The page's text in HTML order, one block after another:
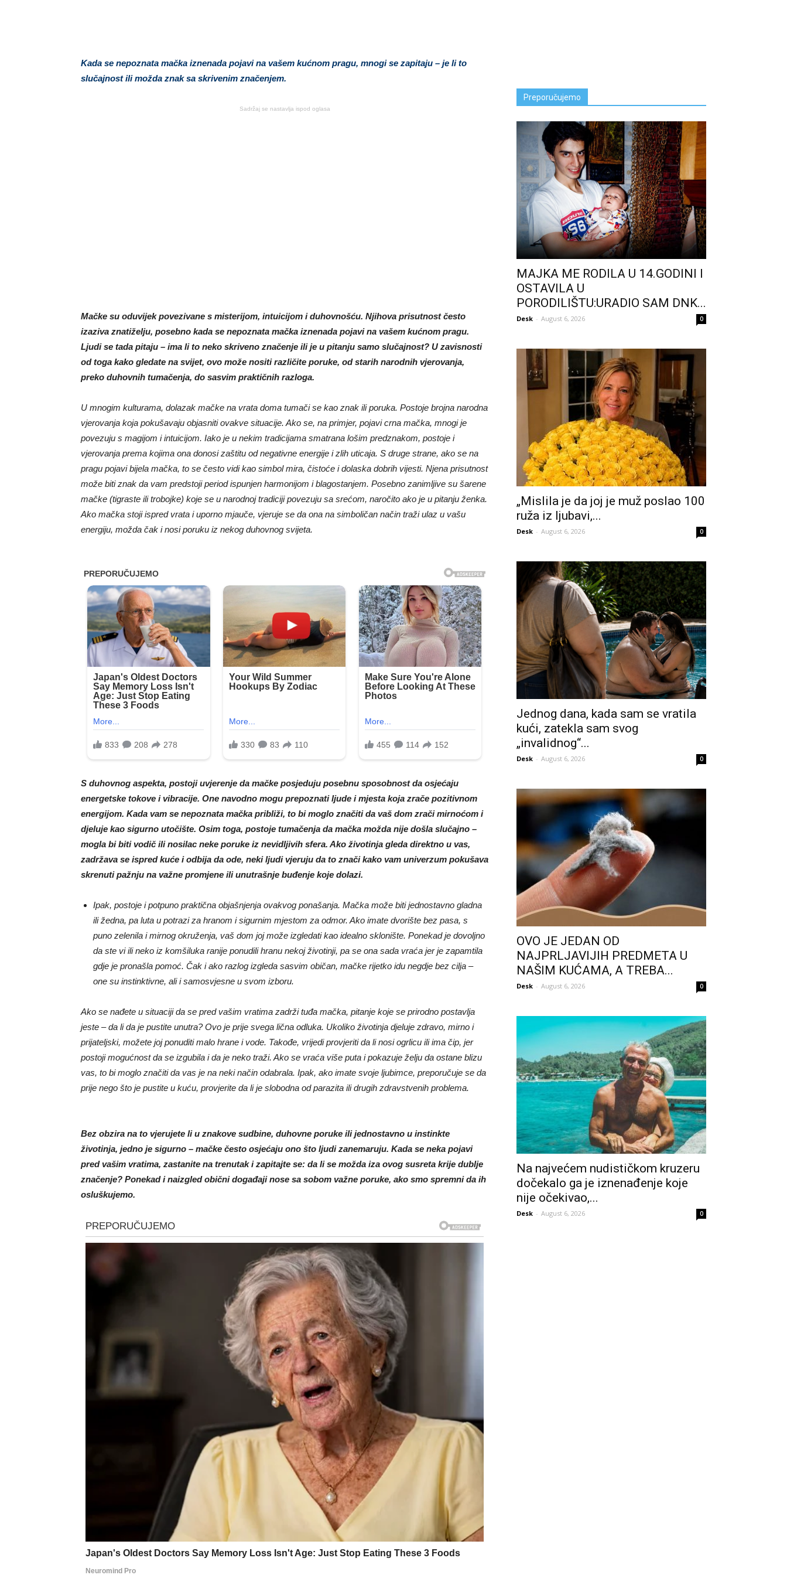
Kada se nepoznata mačka iznenada pojavi na vašem kućnom pragu, mnogi se zapitaju – je li to
slučajnost ili možda znak sa skrivenim značenjem.
Sadržaj se nastavlja ispod oglasa
Mačke su oduvijek povezivane s misterijom, intuicijom i duhovnošću. Njihova prisutnost često
izaziva znatiželju, posebno kada se nepoznata mačka iznenada pojavi na vašem kućnom pragu.
Ljudi se tada pitaju – ima li to neko skriveno značenje ili je u pitanju samo slučajnost? U zavisnosti
od toga kako gledate na svijet, ovo može nositi različite poruke, od starih narodnih vjerovanja,
preko duhovnih tumačenja, do sasvim praktičnih razloga.
U mnogim kulturama, dolazak mačke na vrata doma tumači se kao znak ili poruka. Postoje brojna narodna
vjerovanja koja pokušavaju objasniti ovakve situacije. Ako se, na primjer, pojavi crna mačka, mnogi je
povezuju s magijom i intuicijom. Iako je u nekim tradicijama smatrana lošim predznakom, postoje i
vjerovanja prema kojima ona donosi zaštitu od negativne energije i zlih uticaja. S druge strane, ako se na
pragu pojavi bijela mačka, to se često vidi kao simbol mira, čistoće i dolaska dobrih vijesti. Njena prisutnost
može biti znak da vam predstoji period ispunjen harmonijom i blagostanjem. Posebno zanimljive su šarene
mačke (tigraste ili trobojke) koje se u narodnoj tradiciji povezuju sa srećom, naročito ako je u pitanju ženka.
Ako mačka stoji ispred vrata i uporno mjauče, vjeruje se da ona na simboličan način traži ulaz u vašu
energiju, možda čak i nosi poruku iz nekog duhovnog svijeta.
S duhovnog aspekta, postoji uvjerenje da mačke posjeduju posebnu sposobnost da osjećaju
energetske tokove i vibracije. One navodno mogu prepoznati ljude i mjesta koja zrače pozitivnom
energijom. Kada vam se nepoznata mačka približi, to bi moglo značiti da vaš dom zrači mirnoćom i
djeluje kao sigurno utočište. Osim toga, postoje tumačenja da mačka možda nije došla slučajno –
mogla bi biti vodič ili nosilac neke poruke iz nevidljivih sfera. Ako životinja gleda direktno u vas,
zadržava se ispred kuće i odbija da ode, neki ljudi vjeruju da to znači kako vam univerzum pokušava
skrenuti pažnju na važne promjene ili unutrašnje buđenje koje dolazi.
Ipak, postoje i potpuno praktična objašnjenja ovakvog ponašanja. Mačka može biti jednostavno gladna
ili žedna, pa luta u potrazi za hranom i sigurnim mjestom za odmor. Ako imate dvorište bez pasa, s
puno zelenila i mirnog okruženja, vaš dom joj može izgledati kao idealno sklonište. Ponekad je dovoljno
da ste vi ili neko iz komšiluka ranije ponudili hranu nekoj životinji, pa se ona sada vraća jer je zapamtila
gdje je pronašla pomoć. Čak i ako razlog izgleda sasvim običan, mačke rijetko idu negdje bez cilja –
one su instinktivne, ali i samosvjesne u svom izboru.
Ako se nađete u situaciji da se pred vašim vratima zadrži tuđa mačka, pitanje koje se prirodno postavlja
jeste – da li da je pustite unutra? Ovo je prije svega lična odluka. Ukoliko životinja djeluje zdravo, mirno i
prijateljski, možete joj ponuditi malo hrane i vode. Takođe, vrijedi provjeriti da li nosi ogrlicu ili ima čip, jer
postoji mogućnost da se izgubila i da je neko traži. Ako se vraća više puta i pokazuje želju da ostane blizu
vas, to bi moglo značiti da vas je na neki način odabrala. Ipak, ako imate svoje ljubimce, preporučuje se da
prije nego što je pustite u kuću, provjerite da li je slobodna od parazita ili drugih zdravstvenih problema.
Bez obzira na to vjerujete li u znakove sudbine, duhovne poruke ili jednostavno u instinkte
životinja, jedno je sigurno – mačke često osjećaju ono što ljudi zanemaruju. Kada se neka pojavi
pred vašim vratima, zastanite na trenutak i zapitajte se: da li se možda iza ovog susreta krije dublje
značenje? Ponekad i naizgled obični događaji nose sa sobom važne poruke, ako smo spremni da ih
osluškujemo.
Preporučujemo
MAJKA ME RODILA U 14.GODINI I
OSTAVILA U
PORODILIŠTU:URADIO SAM DNK...
Desk - August 6, 2026 0
„Mislila je da joj je muž poslao 100
ruža iz ljubavi,...
Desk - August 6, 2026 0
Jednog dana, kada sam se vratila
kući, zatekla sam svog
„invalidnog“...
Desk - August 6, 2026 0
OVO JE JEDAN OD
NAJPRLJAVIJIH PREDMETA U
NAŠIM KUĆAMA, A TREBA...
Desk - August 6, 2026 0
Na najvećem nudističkom kruzeru
dočekalo ga je iznenađenje koje
nije očekivao,...
Desk - August 6, 2026 0